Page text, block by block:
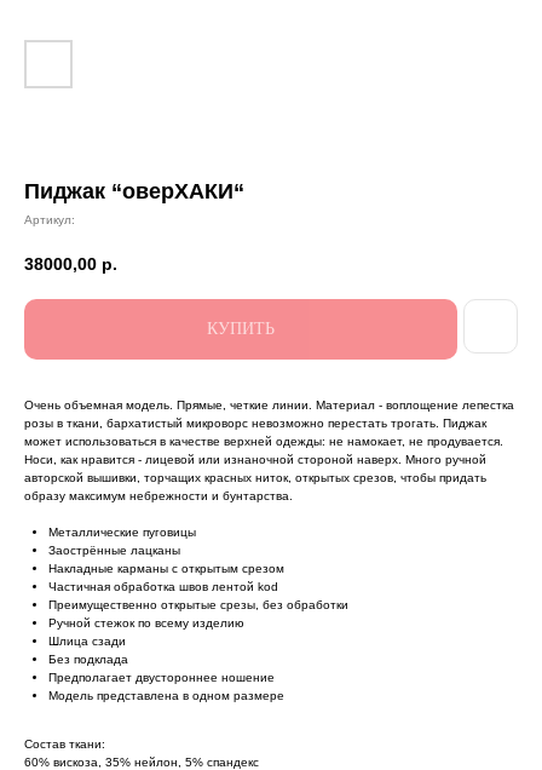
Пиджак “оверХАКИ“
Артикул:
38000,00 р.
КУПИТЬ
Очень объемная модель. Прямые, четкие линии. Материал - воплощение лепестка
розы в ткани, бархатистый микроворс невозможно перестать трогать. Пиджак
может использоваться в качестве верхней одежды: не намокает, не продувается.
Носи, как нравится - лицевой или изнаночной стороной наверх. Много ручной
авторской вышивки, торчащих красных ниток, открытых срезов, чтобы придать
образу максимум небрежности и бунтарства.
Металлические пуговицы
Заострённые лацканы
Накладные карманы с открытым срезом
Частичная обработка швов лентой kоd
Преимущественно открытые срезы, без обработки
Ручной стежок по всему изделию
Шлица сзади
Без подклада
Предполагает двустороннее ношение
Модель представлена в одном размере
Состав ткани:
60% вискоза, 35% нейлон, 5% спандекс